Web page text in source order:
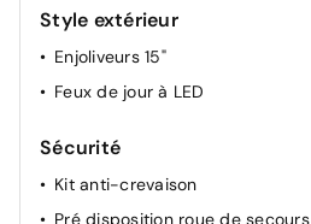
Style extérieur
Enjoliveurs 15"
Feux de jour à LED
Sécurité
Kit anti-crevaison
Pré disposition roue de secours